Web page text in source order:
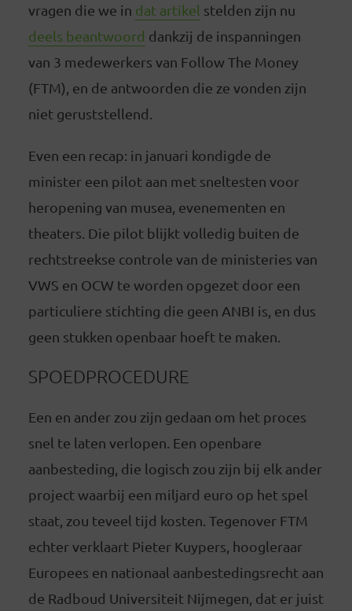
vragen die we in dat artikel stelden zijn nu
deels beantwoord dankzij de inspanningen
van 3 medewerkers van Follow The Money
(FTM), en de antwoorden die ze vonden zijn
niet geruststellend.
Even een recap: in januari kondigde de
minister een pilot aan met sneltesten voor
heropening van musea, evenementen en
theaters. Die pilot blijkt volledig buiten de
rechtstreekse controle van de ministeries van
VWS en OCW te worden opgezet door een
particuliere stichting die geen ANBI is, en dus
geen stukken openbaar hoeft te maken.
SPOEDPROCEDURE
Een en ander zou zijn gedaan om het proces
snel te laten verlopen. Een openbare
aanbesteding, die logisch zou zijn bij elk ander
project waarbij een miljard euro op het spel
staat, zou teveel tijd kosten. Tegenover FTM
echter verklaart Pieter Kuypers, hoogleraar
Europees en nationaal aanbestedingsrecht aan
de Radboud Universiteit Nijmegen, dat er juist